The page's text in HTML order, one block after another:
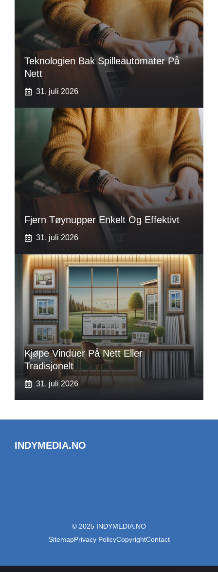
Teknologien Bak Spilleautomater På
Nett
31. juli 2026
Fjern Tøynupper Enkelt Og Effektivt
31. juli 2026
Kjøpe Vinduer På Nett Eller
Tradisjonelt
31. juli 2026
INDYMEDIA.NO
© 2025 INDYMEDIA.NO
SitemapPrivacy PolicyCopyrightContact